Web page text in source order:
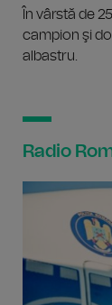
În vârstă de
campion şi
albastru.
Radio